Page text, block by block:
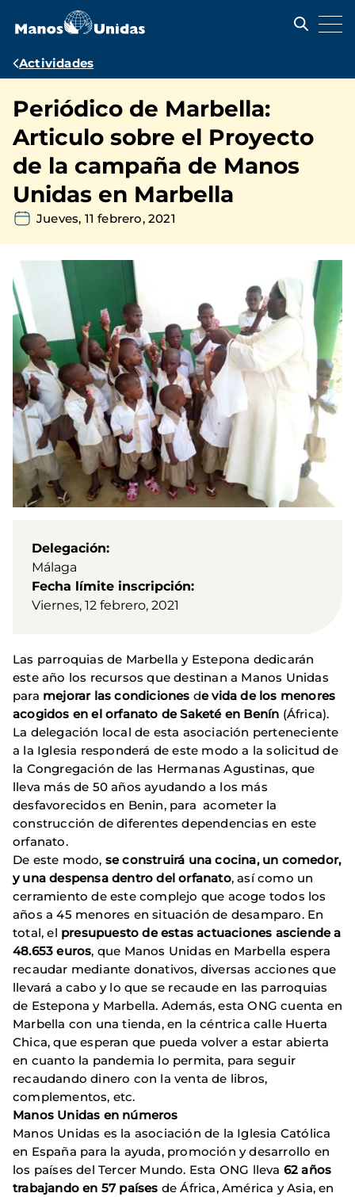
contenido
Ruta
navegación
Actividades
Periódico de Marbella:
Articulo sobre el Proyecto
de la campaña de Manos
Unidas en Marbella
Jueves, 11 febrero, 2021
Delegación
Málaga
Fecha límite inscripción
Viernes, 12 febrero, 2021
Las parroquias de Marbella y Estepona dedicarán
este año los recursos que destinan a Manos Unidas
para mejorar las condiciones de vida de los menores
acogidos en el orfanato de Saketé en Benín (África).
La delegación local de esta asociación perteneciente
a la Iglesia responderá de este modo a la solicitud de
la Congregación de las Hermanas Agustinas, que
lleva más de 50 años ayudando a los más
desfavorecidos en Benin, para acometer la
construcción de diferentes dependencias en este
orfanato.
De este modo, se construirá una cocina, un comedor,
y una despensa dentro del orfanato, así como un
cerramiento de este complejo que acoge todos los
años a 45 menores en situación de desamparo. En
total, el presupuesto de estas actuaciones asciende a
48.653 euros, que Manos Unidas en Marbella espera
recaudar mediante donativos, diversas acciones que
llevará a cabo y lo que se recaude en las parroquias
de Estepona y Marbella. Además, esta ONG cuenta en
Marbella con una tienda, en la céntrica calle Huerta
Chica, que esperan que pueda volver a estar abierta
en cuanto la pandemia lo permita, para seguir
recaudando dinero con la venta de libros,
complementos, etc.
Manos Unidas en números
Manos Unidas es la asociación de la Iglesia Católica
en España para la ayuda, promoción y desarrollo en
los países del Tercer Mundo. Esta ONG lleva 62 años
trabajando en 57 países de África, América y Asia, en